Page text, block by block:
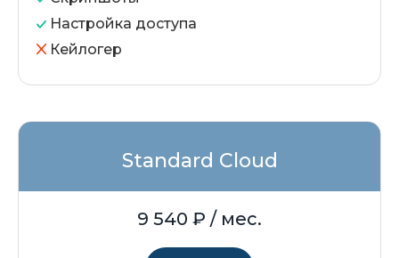
Настройка доступа
Кейлогер
Standard Cloud
9 540 ₽ / мес.